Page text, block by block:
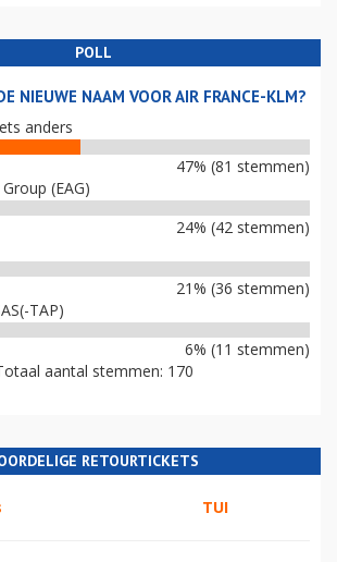
POLL
NIEUWE NAAM VOOR AIR FRANCE-KLM?
anders
47% (81 stemmen)
(EAG)
24% (42 stemmen)
21% (36 stemmen)
TAP)
6% (11 stemmen)
aantal stemmen: 170
RETOURTICKETS
TUI